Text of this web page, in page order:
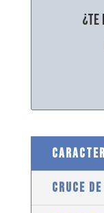
CRUCE